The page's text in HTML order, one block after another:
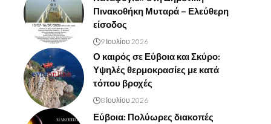
Πινακοθήκη Μυταρά – Ελεύθερη
είσοδος
9 Ιουλίου 2026
Ο καιρός σε Εύβοια και Σκύρο:
Υψηλές θερμοκρασίες με κατά
τόπου βροχές
8 Ιουλίου 2026
Εύβοια: Πολύωρες διακοπές